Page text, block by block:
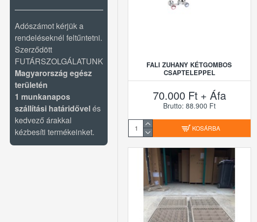
Adószámot kérjük a
rendeléseknél feltűntetni.
Szerződött
FUTÁRSZOLGÁLATUNK
Magyarország egész
területén
1 munkanapos
szállítási határidővelés
kedvező árakkal
kézbesíti termékeinket.
FALI ZUHANY KÉTGOMBOS
CSAPTELEPPEL
70.000 Ft + Áfa
Brutto: 88.900 Ft
KOSÁRBA